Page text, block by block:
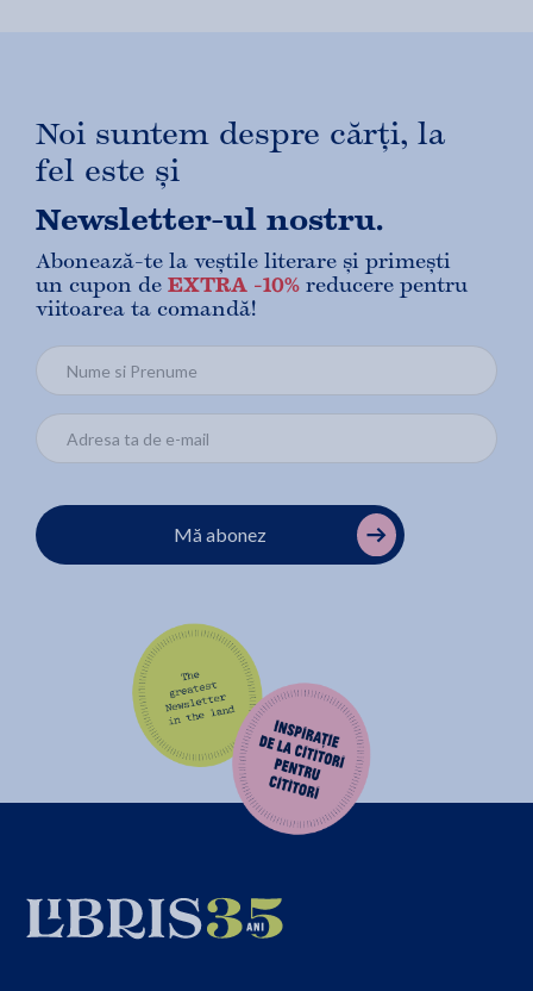
Noi suntem despre cărți, la
fel este și
Newsletter-ul nostru.
Abonează-te la veștile literare și primești
un cupon de EXTRA -10% reducere pentru
viitoarea ta comandă!
Mă abonez